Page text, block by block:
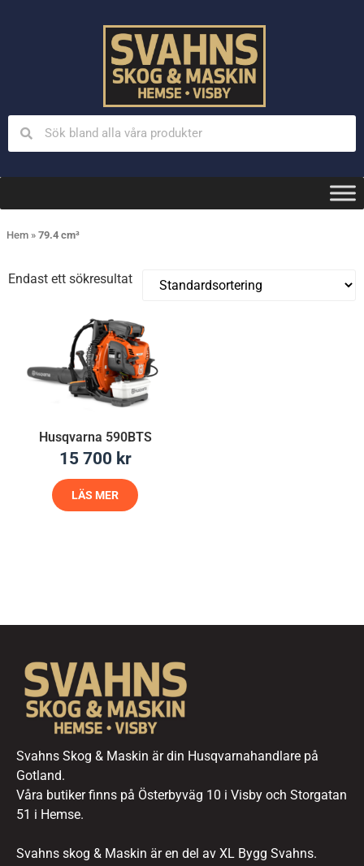
Hem » 79.4 cm³
Endast ett sökresultat
Husqvarna 590BTS
15 700 kr
LÄS MER
Svahns Skog & Maskin är din Husqvarnahandlare på
Gotland.
Våra butiker finns på Österbyväg 10 i Visby och Storgatan
51 i Hemse.
Svahns skog & Maskin är en del av XL Bygg Svahns.